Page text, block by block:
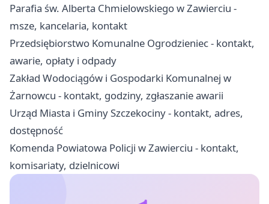
Parafia św. Alberta Chmielowskiego w Zawierciu -
msze, kancelaria, kontakt
Przedsiębiorstwo Komunalne Ogrodzieniec - kontakt,
awarie, opłaty i odpady
Zakład Wodociągów i Gospodarki Komunalnej w
Żarnowcu - kontakt, godziny, zgłaszanie awarii
Urząd Miasta i Gminy Szczekociny - kontakt, adres,
dostępność
Komenda Powiatowa Policji w Zawierciu - kontakt,
komisariaty, dzielnicowi